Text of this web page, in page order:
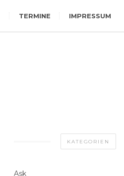
TERMINE IMPRESSUM
KATEGORIEN
Ask